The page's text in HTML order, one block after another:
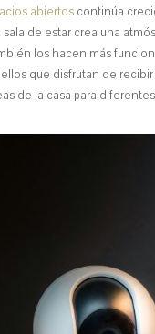
abiertos continúa
de estar crea una
los hacen más
que disfrutan de
de la casa para